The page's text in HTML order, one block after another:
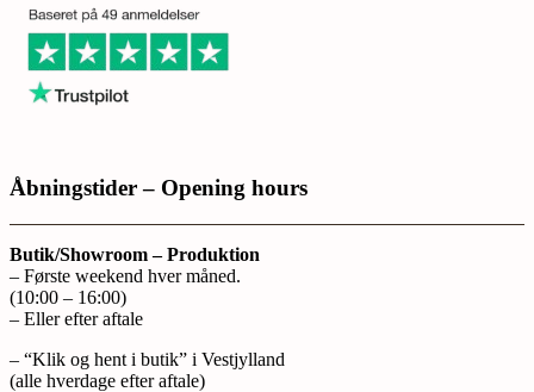
Åbningstider – Opening hours
Butik/Showroom – Produktion
– Første weekend hver måned.
(10:00 – 16:00)
– Eller efter aftale
– “Klik og hent i butik” i Vestjylland
(alle hverdage efter aftale)